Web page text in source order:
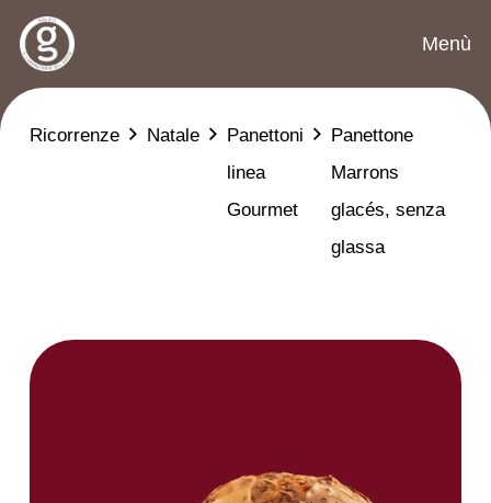
Menù
Ricorrenze Natale
Panettoni
linea
Gourmet
Panettone
Marrons
glacés, senza
glassa